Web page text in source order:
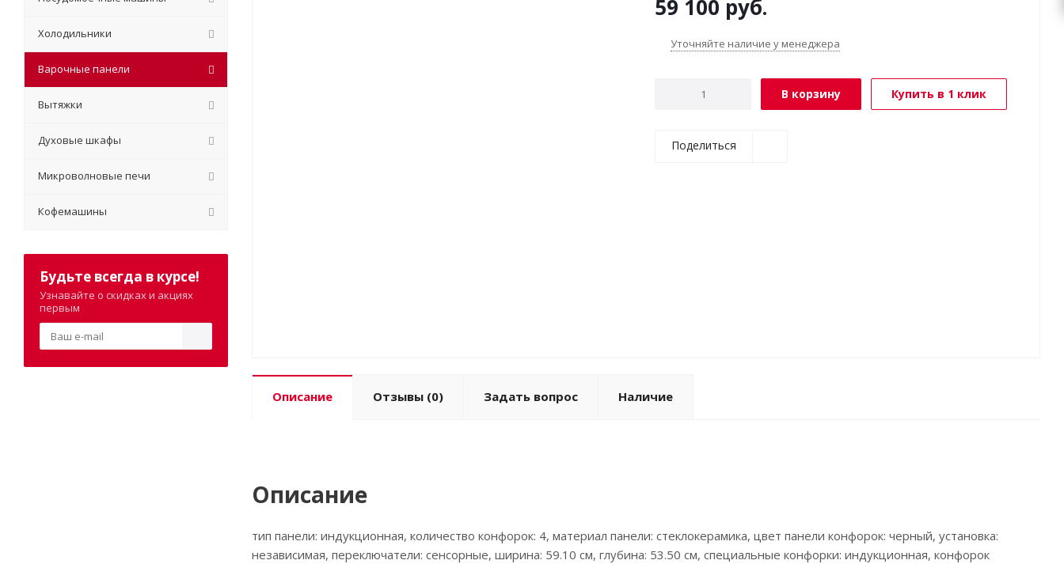
59 100 руб.
Уточняйте наличие у менеджера
В корзину Купить в 1 клик
Поделиться
Описание Отзывы (0) Задать вопрос Наличие
Описание
тип панели: индукционная, количество конфорок: 4, материал панели: стеклокерамика, цвет панели конфорок: черный, установка:
независимая, переключатели: сенсорные, ширина: 59.10 см, глубина: 53.50 см, специальные конфорки: индукционная, конфорок
Холодильники
Варочные панели
Вытяжки
Духовые шкафы
Микроволновые печи
Кофемашины
Будьте всегда в курсе!
Узнавайте о скидках и акциях
первым